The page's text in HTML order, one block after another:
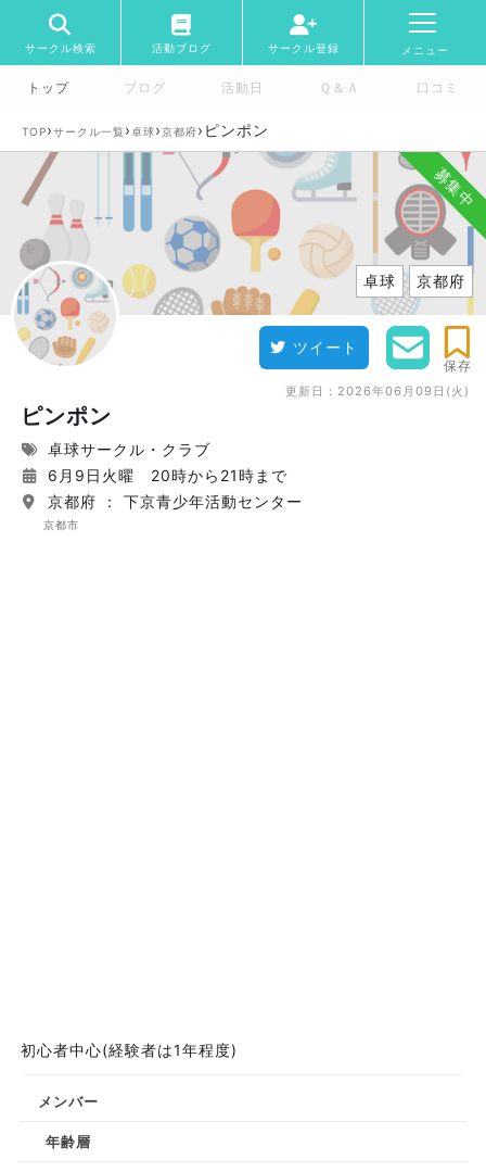
サークル検索 活動ブログ サークル登録 メニュー
トップ ブログ 活動日 Ｑ＆Ａ 口コミ
TOP›サークル一覧 › 卓球 ›京都府› ピンポン
募集中
卓球 京都府
ツイート
保存
更新日： 2026年06月09日(火)
ピンポン
卓球サークル・クラブ
6月9日火曜 20時から21時まで
京都府 ： 下京青少年活動センター
京都市
初心者中心(経験者は1年程度)
メンバー
年齢層